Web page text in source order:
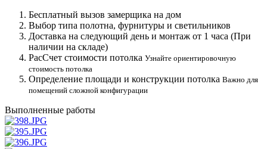
Бесплатный вызов замерщика на дом
Выбор типа полотна, фурнитуры и светильников
Доставка на следующий день и монтаж от 1 часа (При
наличии на складе)
РасСчет стоимости потолка Узнайте ориентировочную
стоимость потолка
Определение площади и конструкции потолка Важно для
помещений сложной конфигурации
Выполненные работы